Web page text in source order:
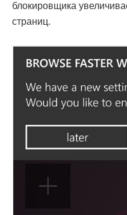
блокировщика
страниц.